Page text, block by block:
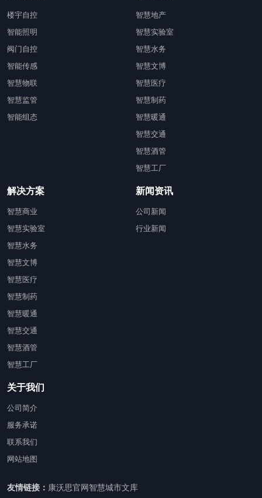
楼宇自控
智能照明
阀门自控
智能传感
智慧物联
智慧监管
智能组态
智慧地产
智慧实验室
智慧水务
智慧文博
智慧医疗
智慧制药
智慧暖通
智慧交通
智慧酒管
智慧工厂
解决方案
智慧商业
智慧实验室
智慧水务
智慧文博
智慧医疗
智慧制药
智慧暖通
智慧交通
智慧酒管
智慧工厂
新闻资讯
公司新闻
行业新闻
关于我们
公司简介
服务承诺
联系我们
网站地图
友情链接： 康沃思官网智慧城市文库